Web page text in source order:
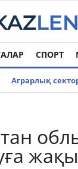
СПОРТ
Аграрлық